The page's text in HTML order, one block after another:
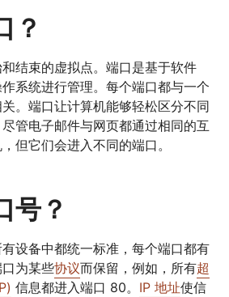
？
结束的虚拟点。端口是基于软件
系统进行管理。每个端口都与一个
。端口让计算机能够轻松区分不同
管电子邮件与网页都通过相同的互
但它们会进入不同的端口。
号？
设备中都统一标准，每个端口都有
为某些协议而保留，例如，所有超
信息都进入端口 80。 IP 地址使信